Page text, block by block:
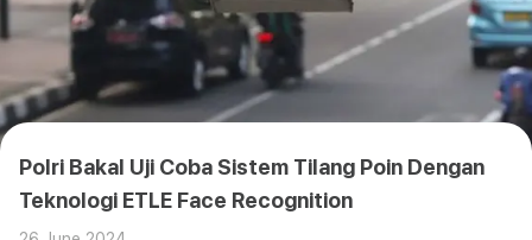
Polri Bakal Uji Coba Sistem Tilang Poin Dengan
Teknologi ETLE Face Recognition